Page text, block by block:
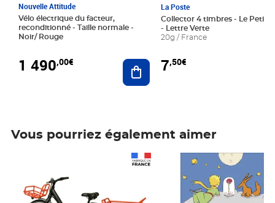
Nouvelle Attitude
Vélo électrique du facteur,
reconditionné - Taille normale -
Noir/ Rouge
1 490,00€ Ajouter au panier
La Poste
Collector 4 timbres - Le Petit
- Lettre Verte
20g / France
7,50€
Vous pourriez également aimer
Prix 7,50€